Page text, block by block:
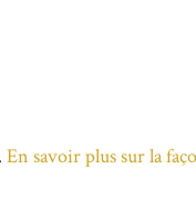
En savoir plus sur la